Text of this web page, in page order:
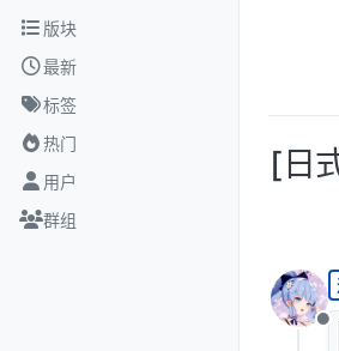
跳转至内容
版块
最新
标签
热门
用户
群组
[日